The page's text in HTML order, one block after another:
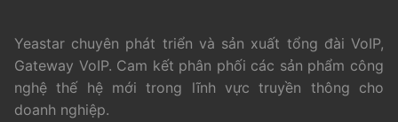
Yeastar chuyên phát triển và sản xuất tổng đài VoIP,
Gateway VoIP. Cam kết phân phối các sản phẩm công
nghệ thế hệ mới trong lĩnh vực truyền thông cho
doanh nghiệp.